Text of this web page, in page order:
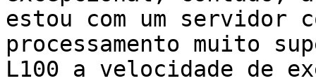
estou com um servidor
processamento muito
L100 a velocidade de